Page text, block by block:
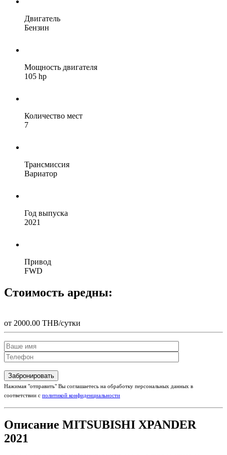
Двигатель
Бензин
Мощность двигателя
105 hp
Количество мест
7
Трансмиссия
Вариатор
Год выпуска
2021
Привод
FWD
Стоимость аредны:
от 2000.00 THB/сутки
Нажимая "отправить" Вы соглашаетесь на обработку персональных данных в
соответствии с политикой конфиденциальности
Описание MITSUBISHI XPANDER
2021